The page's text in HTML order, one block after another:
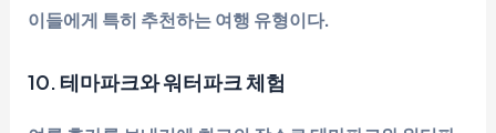
이들에게 특히 추천하는 여행 유형이다.
10. 테마파크와 워터파크 체험